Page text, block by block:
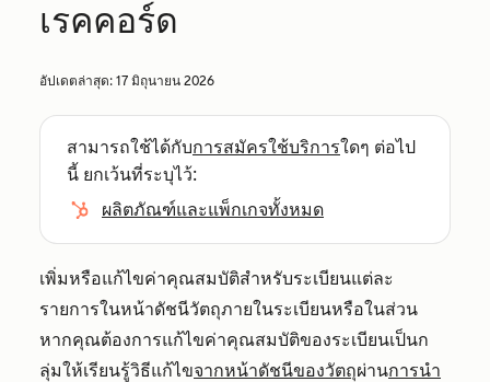
เรคคอร์ด
อัปเดตล่าสุด: 17 มิถุนายน 2026
สามารถใช้ได้กับการสมัครใช้บริการใดๆ ต่อไป
นี้ ยกเว้นที่ระบุไว้:
ผลิตภัณฑ์และแพ็กเกจทั้งหมด
เพิ่มหรือแก้ไขค่าคุณสมบัติสำหรับระเบียนแต่ละ
รายการในหน้าดัชนีวัตถุภายในระเบียนหรือในส่วน
หากคุณต้องการแก้ไขค่าคุณสมบัติของระเบียนเป็นก
ลุ่มให้เรียนรู้วิธีแก้ไขจากหน้าดัชนีของวัตถุผ่านการนำ